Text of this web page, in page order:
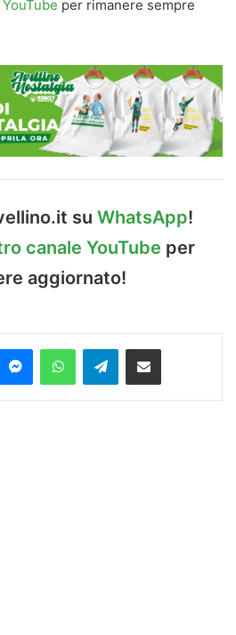
per rimanere sempre
su WhatsApp!
canale YouTube per
aggiornato!
MessengerWhatsAppTelegramCondividi via Email